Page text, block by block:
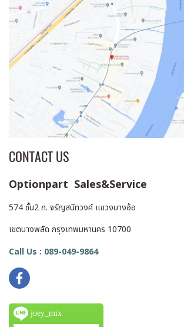
CONTACT US
Optionpart Sales&Service
574 ชั้น2 ถ. จรัญสนิทวงศ์ แขวงบางอ้อ
เขตบางพลัด กรุงเทพมหานคร 10700
Call Us : 089-049-9864
joey_mix